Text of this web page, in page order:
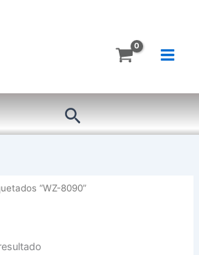
Buscar
“WZ-8090”